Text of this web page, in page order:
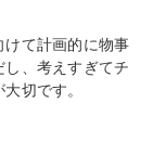
けて計画的に物事
、考えすぎてチ
切です。